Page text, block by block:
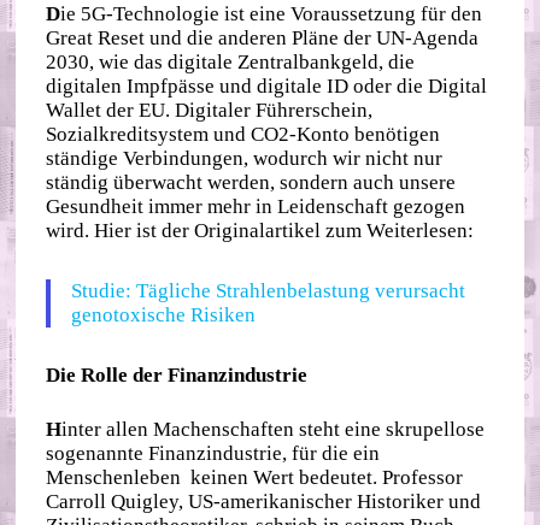
Die 5G-Technologie ist eine Voraussetzung für den
Great Reset und die anderen Pläne der UN-Agenda
2030, wie das digitale Zentralbankgeld, die
digitalen Impfpässe und digitale ID oder die Digital
Wallet der EU. Digitaler Führerschein,
Sozialkreditsystem und CO2-Konto benötigen
ständige Verbindungen, wodurch wir nicht nur
ständig überwacht werden, sondern auch unsere
Gesundheit immer mehr in Leidenschaft gezogen
wird. Hier ist der Originalartikel zum Weiterlesen:
Studie: Tägliche Strahlenbelastung verursacht
genotoxische Risiken
Die Rolle der Finanzindustrie
Hinter allen Machenschaften steht eine skrupellose
sogenannte Finanzindustrie, für die ein
Menschenleben keinen Wert bedeutet. Professor
Carroll Quigley, US-amerikanischer Historiker und